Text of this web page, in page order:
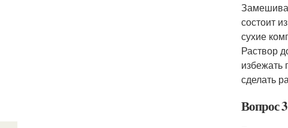
состоит
сухие
Раствор
избежать
сделать
Вопрос